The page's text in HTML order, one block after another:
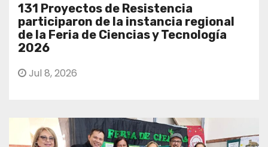
131 Proyectos de Resistencia
participaron de la instancia regional
de la Feria de Ciencias y Tecnología
2026
Jul 8, 2026